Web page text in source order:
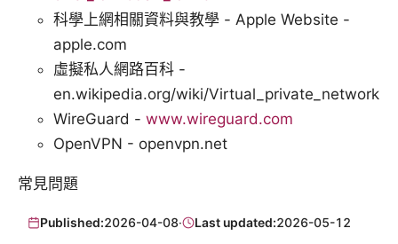
科學上網相關資料與教學 - Apple Website -
apple.com
虛擬私人網路百科 -
en.wikipedia.org/wiki/Virtual_private_network
WireGuard - www.wireguard.com
OpenVPN - openvpn.net
常見問題
Published:2026-04-08· Last updated:2026-05-12